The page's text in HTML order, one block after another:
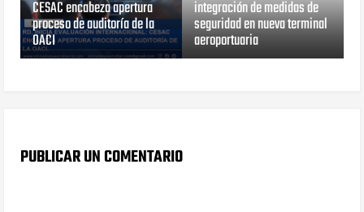
CESAC encabeza apertura
proceso de auditoría de la
OACI
integración de medidas de
seguridad en nueva terminal
aeroportuaria
PUBLICAR UN COMENTARIO